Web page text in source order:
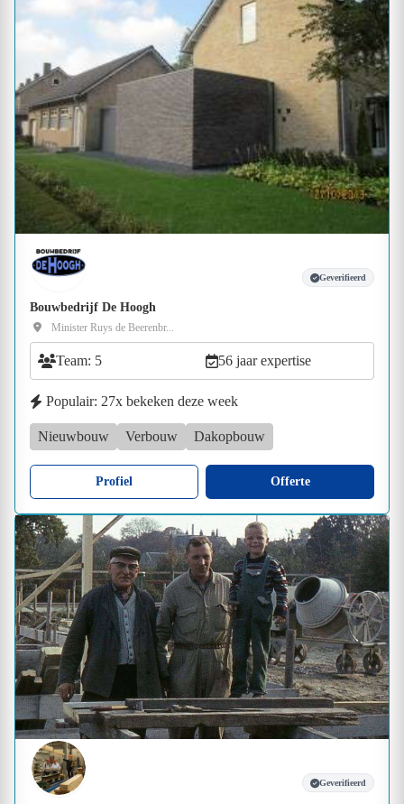
Geverifieerd
Bouwbedrijf De Hoogh
Minister Ruys de Beerenbr...
Team: 5 56 jaar expertise
Populair: 27x bekeken deze week
Nieuwbouw Verbouw Dakopbouw
Profiel Offerte
Geverifieerd